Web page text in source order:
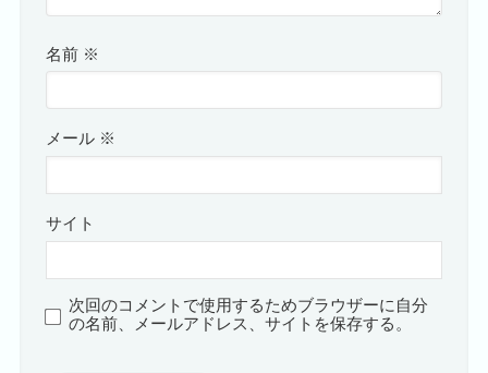
名前 ※
メール ※
サイト
次回のコメントで使用するためブラウザーに自分
の名前、メールアドレス、サイトを保存する。